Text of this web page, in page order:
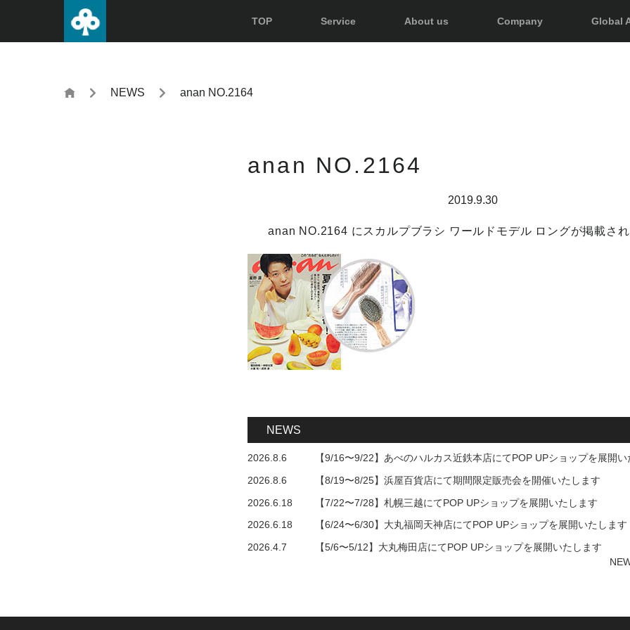
TOP Service About us Company Global
NEWS anan NO.2164
anan NO.2164
2019.9.30
anan NO.2164 にスカルプブラシ ワールドモデル ロングが掲載され
NEWS
2026.8.6
【9/16〜9/22】あべのハルカス近鉄本店にてPOP UPショップを展開い
2026.8.6
【8/19〜8/25】浜屋百貨店にて期間限定販売会を開催いたします
2026.6.18
【7/22〜7/28】札幌三越にてPOP UPショップを展開いたします
2026.6.18
【6/24〜6/30】大丸福岡天神店にてPOP UPショップを展開いたします
2026.4.7
【5/6〜5/12】大丸梅田店にてPOP UPショップを展開いたします